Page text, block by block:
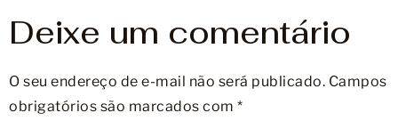
Deixe um comentário
O seu endereço de e-mail não será publicado. Campos
obrigatórios são marcados com *